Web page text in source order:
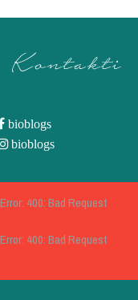
Kontakti
bioblogs
bioblogs
Error: 400: Bad Request
Error: 400: Bad Request